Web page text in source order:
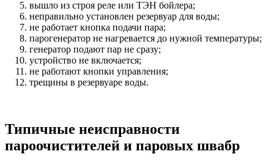
вышло из строя реле или ТЭН бойлера;
неправильно установлен резервуар для воды;
не работает кнопка подачи пара;
парогенератор не нагревается до нужной температуры;
генератор подают пар не сразу;
устройство не включается;
не работают кнопки управления;
трещины в резервуаре воды.
Типичные неисправности
пароочистителей и паровых швабр